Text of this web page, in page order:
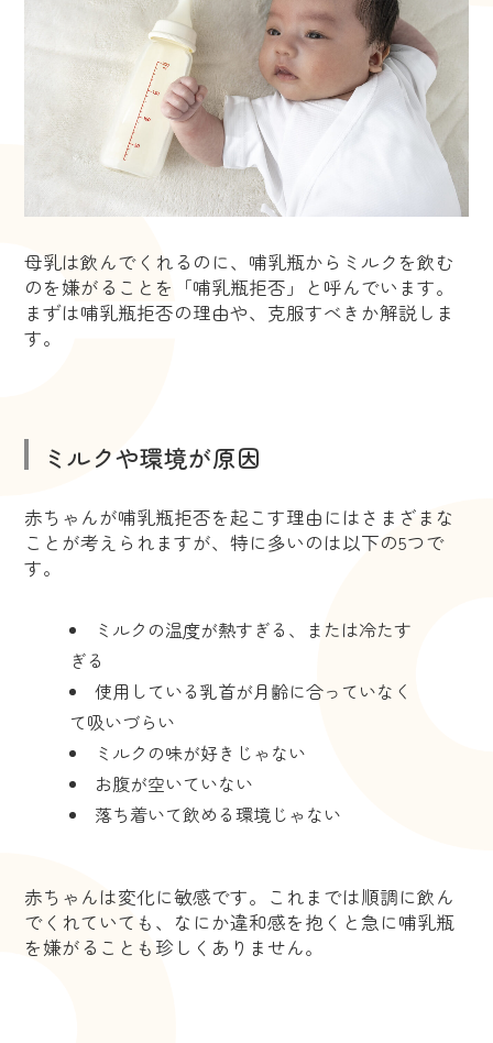
母乳は飲んでくれるのに、哺乳瓶からミルクを飲む
のを嫌がることを「哺乳瓶拒否」と呼んでいます。
まずは哺乳瓶拒否の理由や、克服すべきか解説しま
す。
ミルクや環境が原因
赤ちゃんが哺乳瓶拒否を起こす理由にはさまざまな
ことが考えられますが、特に多いのは以下の5つで
す。
ミルクの温度が熱すぎる、または冷たす
ぎる
使用している乳首が月齢に合っていなく
て吸いづらい
ミルクの味が好きじゃない
お腹が空いていない
落ち着いて飲める環境じゃない
赤ちゃんは変化に敏感です。これまでは順調に飲ん
でくれていても、なにか違和感を抱くと急に哺乳瓶
を嫌がることも珍しくありません。